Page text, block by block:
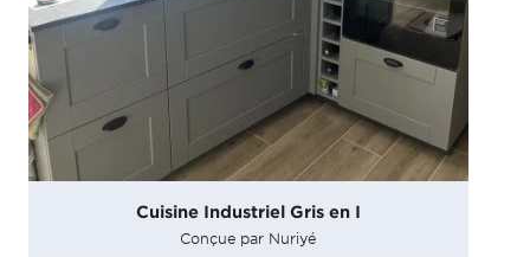
Cuisine Industriel Gris en I
Conçue par Nuriyé